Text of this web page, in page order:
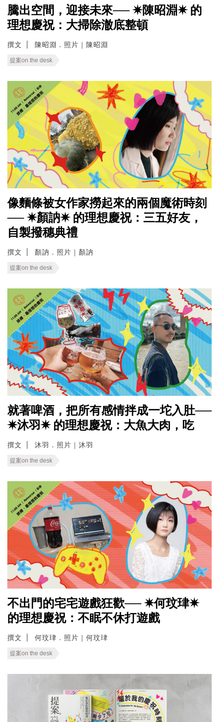
騰出空間，迎接未來── ✷陳昭淵✷ 的
理想慶祝：大掃除澈底整頓
撰文 陳昭淵．照片｜陳昭淵
提案on the desk
像麵條被女作家撈起來的兩個魔術時刻
── ✷顏訥✷ 的理想慶祝：三五好友，
自製撥穗典禮
撰文 顏訥．照片｜顏訥
提案on the desk
就著啤酒，把所有感情拌成一坨入肚──
✷沐羽✷ 的理想慶祝：大魚大肉，吃
撰文 沐羽．照片｜沐羽
提案on the desk
不出門的宅宅遊戲狂歡── ✷何玟珒✷
的理想慶祝：不眠不休打遊戲
撰文 何玟珒．照片｜何玟珒
提案on the desk